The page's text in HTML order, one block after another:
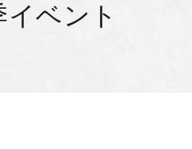
ベント